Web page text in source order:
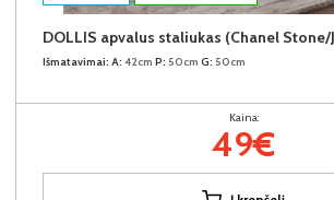
Išmatavimai: A: 42cm P: 50cm G: 50cm
Kaina:
49€